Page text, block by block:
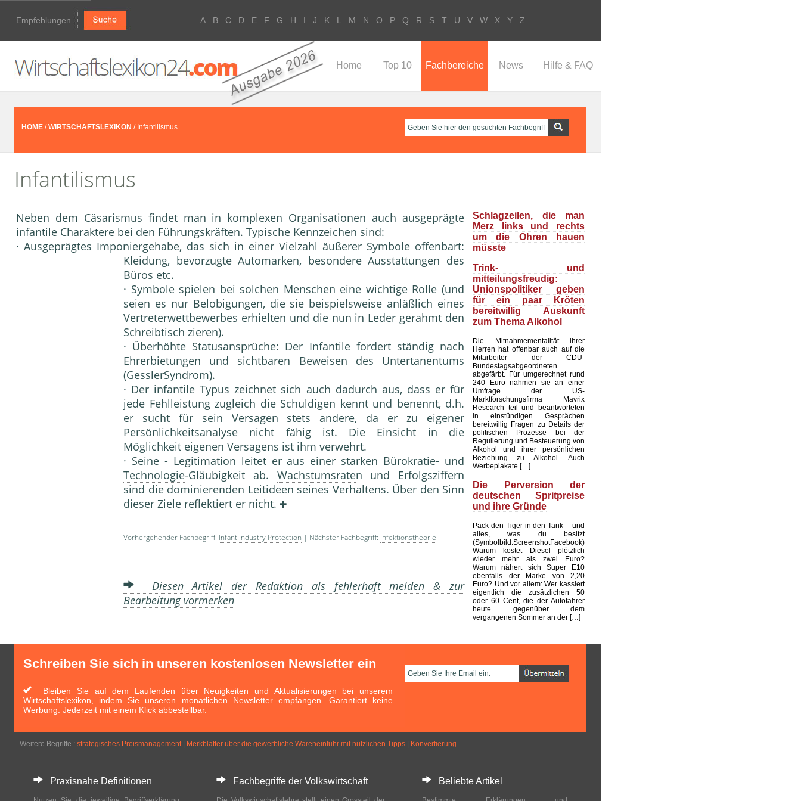
Empfehlungen A B C D E F G H I J K L M N O P Q R S T U V W X Y Z
Home Top 10 Fachbereiche News Hilfe & FAQ
HOME /WIRTSCHAFTSLEXIKON / Infantilismus
Infantilismus
Neben dem Cäsarismus findet man in komplexen Organisationen auch ausge­prägte
infantile Charaktere bei den Führungs­kräften. Typische Kennzeichen sind:
· Ausgeprägtes Imponiergehabe, das sich in ei­ner Vielzahl äußerer Symbole offenbart:
Klei­dung, bevorzugte Automarken, besondere Aus­stattungen des
Büros etc.
· Symbole spielen bei solchen Menschen eine wichtige Rolle (und
seien es nur Belobigungen, die sie beispielsweise anläßlich eines
Vertreter­wettbewerbes erhielten und die nun in Leder ge­rahmt den
Schreibtisch zieren).
· Überhöhte Statusansprüche: Der Infantile for­dert ständig nach
Ehrerbietungen und sichtbaren Beweisen des Untertanentums
(Gessler­Syndrom).
· Der infantile Typus zeichnet sich auch dadurch aus, dass er für
jede Fehlleistungzugleich die Schuldigen kennt und benennt, d.h.
er sucht für sein Versagen stets andere, da er zu eigener
Persönlichkeitsanalyse nicht fähig ist. Die Ein­sicht in die
Möglichkeit eigenen Versagens ist ihm verwehrt.
· Seine - Legitimation leitet er aus einer star­ken Bürokratie- und
Technologie-Gläubigkeit ab. Wachstumsraten und Erfolgsziffern
sind die do­minierenden Leitideen seines Verhaltens. Über den Sinn
dieser Ziele reflektiert er nicht.
Vorhergehender Fachbegriff: Infant Industry Protection | Nächster Fachbegriff: Infektionstheorie
Diesen Artikel der Redaktion als fehlerhaft melden & zur
Bearbeitung vormerken
Schlagzeilen, die man
Merz links und rechts
um die Ohren hauen
müsste
Trink- und
mitteilungsfreudig:
Unionspolitiker geben
für ein paar Kröten
bereitwillig Auskunft
zum Thema Alkohol
Die Mitnahmementalität ihrer
Herren hat offenbar auch auf die
Mitarbeiter der CDU-
Bundestagsabgeordneten
abgefärbt. Für umgerechnet rund
240 Euro nahmen sie an einer
Umfrage der US-
Marktforschungsfirma Mavrix
Research teil und beantworteten
in einstündigen Gesprächen
bereitwillig Fragen zu Details der
politischen Prozesse bei der
Regulierung und Besteuerung von
Alkohol und ihrer persönlichen
Beziehung zu Alkohol. Auch
Werbeplakate […]
Die Perversion der
deutschen Spritpreise
und ihre Gründe
Pack den Tiger in den Tank – und
alles, was du besitzt
(Symbolbild:ScreenshotFacebook)
Warum kostet Diesel plötzlich
wieder mehr als zwei Euro?
Warum nähert sich Super E10
ebenfalls der Marke von 2,20
Euro? Und vor allem: Wer kassiert
eigentlich die zusätzlichen 50
oder 60 Cent, die der Autofahrer
heute gegenüber dem
vergangenen Sommer an der […]
Schreiben Sie sich in unseren kostenlosen Newsletter ein
Bleiben Sie auf dem Laufenden über Neuigkeiten und Aktualisierungen bei unserem
Wirtschaftslexikon, indem Sie unseren monatlichen Newsletter empfangen. Garantiert keine
Werbung. Jederzeit mit einem Klick abbestellbar.
Weitere Begriffe : strategisches Preismanagement| Merkblätter über die gewerbliche Wareneinfuhr mit nützlichen Tipps Konvertierung
Praxisnahe Definitionen Fachbegriffe der Volkswirtschaft Beliebte Artikel